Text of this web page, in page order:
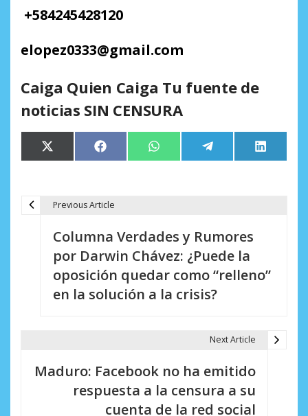
+584245428120
elopez0333@gmail.com
Caiga Quien Caiga Tu fuente de
noticias SIN CENSURA
Compartir
en
X
(Twitter)
Compartir
en
Facebook Compartir
en
WhatsApp Compartir
en
Telegram
en
LinkedIn
Previous Article
Columna Verdades y Rumores
por Darwin Chávez: ¿Puede la
oposición quedar como “relleno”
en la solución a la crisis?
Next Article
Maduro: Facebook no ha emitido
respuesta a la censura a su
cuenta de la red social